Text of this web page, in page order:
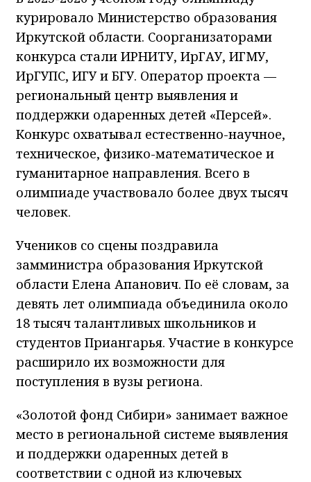
курировало Министерство образования
Иркутской области. Соорганизаторами
конкурса стали ИРНИТУ, ИрГАУ, ИГМУ,
ИрГУПС, ИГУ и БГУ. Оператор проекта —
региональный центр выявления и
поддержки одаренных детей «Персей».
Конкурс охватывал естественно-научное,
техническое, физико-математическое и
гуманитарное направления. Всего в
олимпиаде участвовало более двух тысяч
человек.
Учеников со сцены поздравила
замминистра образования Иркутской
области Елена Апанович. По её словам, за
девять лет олимпиада объединила около
18 тысяч талантливых школьников и
студентов Приангарья. Участие в конкурсе
расширило их возможности для
поступления в вузы региона.
«Золотой фонд Сибири» занимает важное
место в региональной системе выявления
и поддержки одаренных детей в
соответствии с одной из ключевых